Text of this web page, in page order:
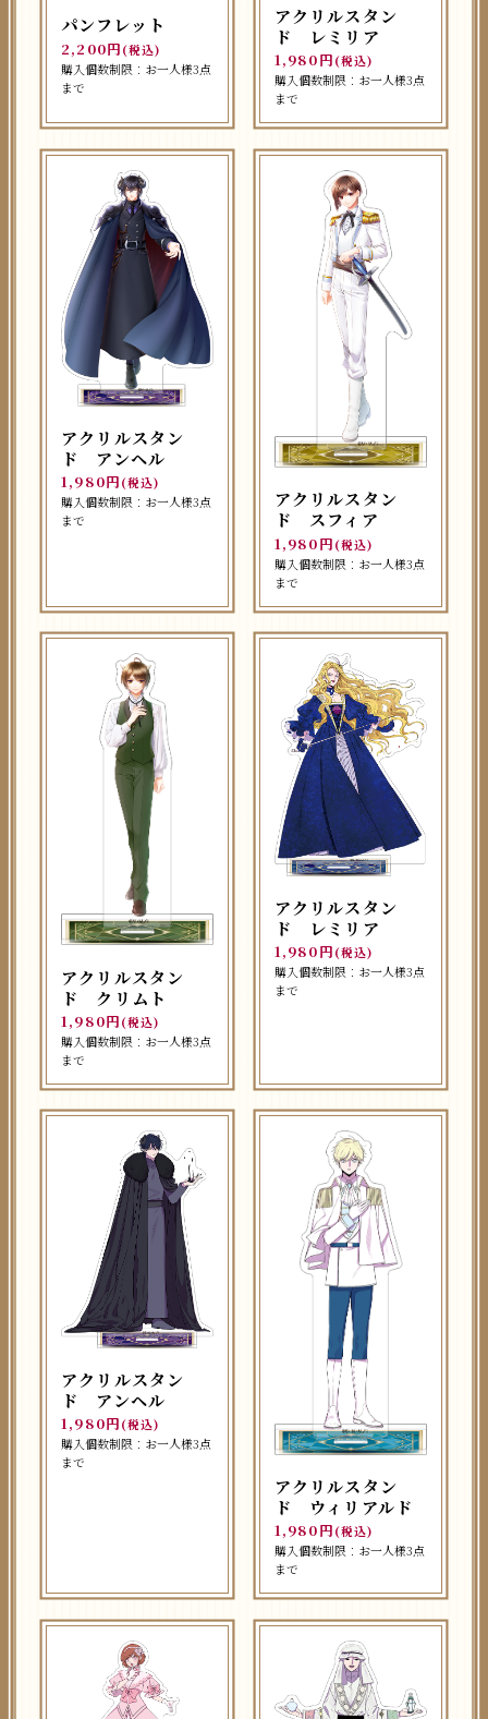
パンフレット
2,200円 (税込)
購入個数制限：お一人様3点
まで
アクリルスタン
ド レミリア
1,980円 (税込)
購入個数制限：お一人様3点
まで
アクリルスタン
ド アンヘル
1,980円 (税込)
購入個数制限：お一人様3点
まで
アクリルスタン
ド スフィア
1,980円 (税込)
購入個数制限：お一人様3点
まで
アクリルスタン
ド クリムト
1,980円 (税込)
購入個数制限：お一人様3点
まで
アクリルスタン
ド レミリア
1,980円 (税込)
購入個数制限：お一人様3点
まで
アクリルスタン
ド アンヘル
1,980円 (税込)
購入個数制限：お一人様3点
まで
アクリルスタン
ド ウィリアルド
1,980円 (税込)
購入個数制限：お一人様3点
まで